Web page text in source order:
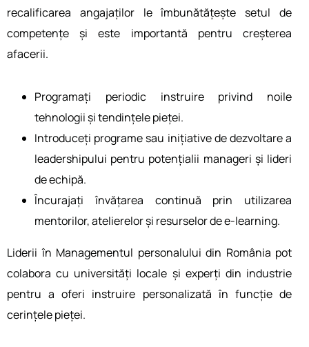
recalificarea angajaților le îmbunătățește setul de
competențe și este importantă pentru creșterea
afacerii.
Programați periodic instruire privind noile
tehnologii și tendințele pieței.
Introduceți programe sau inițiative de dezvoltare a
leadershipului pentru potențialii manageri și lideri
de echipă.
Încurajați învățarea continuă prin utilizarea
mentorilor, atelierelor și resurselor de e-learning.
Liderii în Managementul personalului din România pot
colabora cu universități locale și experți din industrie
pentru a oferi instruire personalizată în funcție de
cerințele pieței.